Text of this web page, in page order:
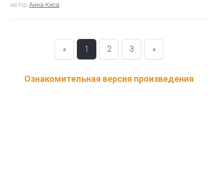
автор Анна Киса
« 1 2 3 »
Ознакомительная версия произведения